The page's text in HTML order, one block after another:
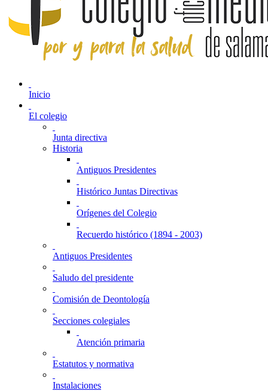
Inicio
El colegio
Junta directiva
Historia
Antiguos Presidentes
Histórico Juntas Directivas
Orígenes del Colegio
Recuerdo histórico (1894 - 2003)
Antiguos Presidentes
Saludo del presidente
Comisión de Deontología
Secciones colegiales
Atención primaria
Estatutos y normativa
Instalaciones